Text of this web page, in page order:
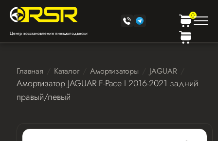
Центр восстановления пневмоподвески
0
Главная Каталог Амортизаторы JAGUAR
Амортизатор JAGUAR F-Pace I 2016-2021 задний
правый/левый